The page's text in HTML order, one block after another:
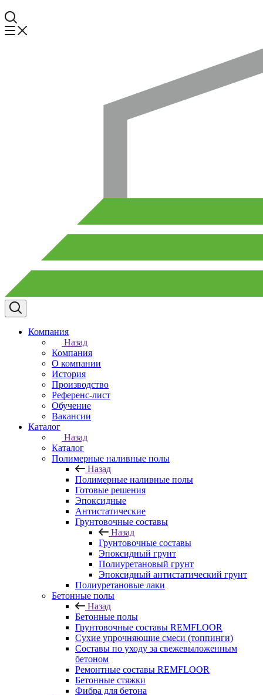
Компания
Назад
Компания
О компании
История
Производство
Референс-лист
Обучение
Вакансии
Каталог
Назад
Каталог
Полимерные наливные полы
Назад
Полимерные наливные полы
Готовые решения
Эпоксидные
Антистатические
Грунтовочные составы
Назад
Грунтовочные составы
Эпоксидный грунт
Полиуретановый грунт
Эпоксидный антистатический грунт
Полиуретановые лаки
Бетонные полы
Назад
Бетонные полы
Грунтовочные составы REMFLOOR
Сухие упрочняющие смеси (топпинги)
Составы по уходу за свежевыложенным
бетоном
Ремонтные составы REMFLOOR
Бетонные стяжки
Фибра для бетона